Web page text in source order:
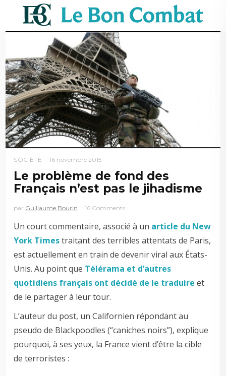
SOCIÉTÉ 16 novembre 2015
Le problème de fond des
Français n’est pas le jihadisme
par Guillaume Bourin 16 Comments
Un court commentaire, associé à un article du New
York Timestraitant des terribles attentats de Paris,
est actuellement en train de devenir viral aux États-
Unis. Au point que Télérama et d’autres
quotidiens français ont décidé de le traduire et
de le partager à leur tour.
L’auteur du post, un Californien répondant au
pseudo de Blackpoodles (“caniches noirs”), explique
pourquoi, à ses yeux, la France vient d’être la cible
de terroristes :